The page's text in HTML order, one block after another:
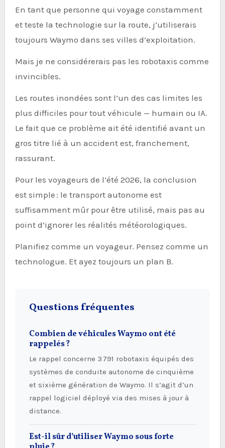
En tant que personne qui voyage constamment
et teste la technologie sur la route, j’utiliserais
toujours Waymo dans ses villes d’exploitation.
Mais je ne considérerais pas les robotaxis comme
invincibles.
Les routes inondées sont l’un des cas limites les
plus difficiles pour tout véhicule — humain ou IA.
Le fait que ce problème ait été identifié avant un
gros titre lié à un accident est, franchement,
rassurant.
Pour les voyageurs de l’été 2026, la conclusion
est simple : le transport autonome est
suffisamment mûr pour être utilisé, mais pas au
point d’ignorer les réalités météorologiques.
Planifiez comme un voyageur. Pensez comme un
technologue. Et ayez toujours un plan B.
Questions fréquentes
Combien de véhicules Waymo ont été
rappelés ?
Le rappel concerne 3 791 robotaxis équipés des
systèmes de conduite autonome de cinquième
et sixième génération de Waymo. Il s’agit d’un
rappel logiciel déployé via des mises à jour à
distance.
Est-il sûr d’utiliser Waymo sous forte